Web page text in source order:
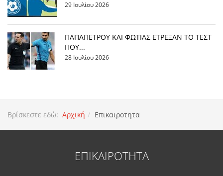
29 Ιουλίου 2026
ΠΑΠΑΠΕΤΡΟΥ ΚΑΙ ΦΩΤΙΑΣ ΕΤΡΕΞΑΝ ΤΟ ΤΕΣΤ
ΠΟΥ...
28 Ιουλίου 2026
Βρίσκεστε εδώ: Αρχική Επικαιροτητα
ΕΠΙΚΑΙΡΟΤΗΤΑ